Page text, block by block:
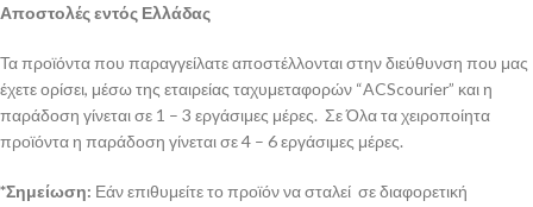
Αποστολές εντός Ελλάδας
Τα προϊόντα που παραγγείλατε αποστέλλονται στην διεύθυνση που μας
έχετε ορίσει, μέσω της εταιρείας ταχυμεταφορών “ACScourier” και η
παράδοση γίνεται σε 1 – 3 εργάσιμες μέρες. Σε Όλα τα χειροποίητα
προϊόντα η παράδοση γίνεται σε 4 – 6 εργάσιμες μέρες.
*Σημείωση: Εάν επιθυμείτε το προϊόν να σταλεί σε διαφορετική